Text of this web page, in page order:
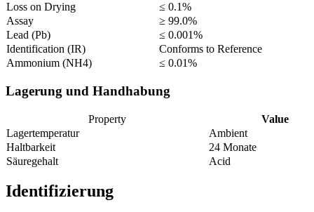
Loss on Drying
≤ 0.1%
Assay
≥ 99.0%
Lead (Pb)
≤ 0.001%
Identification (IR)
Conforms to Reference
Ammonium (NH4)
≤ 0.01%
Lagerung und Handhabung
Property
Value
Lagertemperatur
Ambient
Haltbarkeit
24 Monate
Säuregehalt
Acid
Identifizierung